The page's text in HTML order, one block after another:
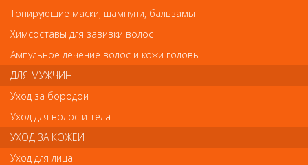
Арт.4430-0041
3 222р.-
В закладки Как оплатить? Как получить?
Тонирующие маски, шампуни, бальзамы
Химсоставы для завивки волос
Ампульное лечение волос и кожи головы
ДЛЯ МУЖЧИН
Уход за бородой
Уход для волос и тела
УХОД ЗА КОЖЕЙ
Уход для лица